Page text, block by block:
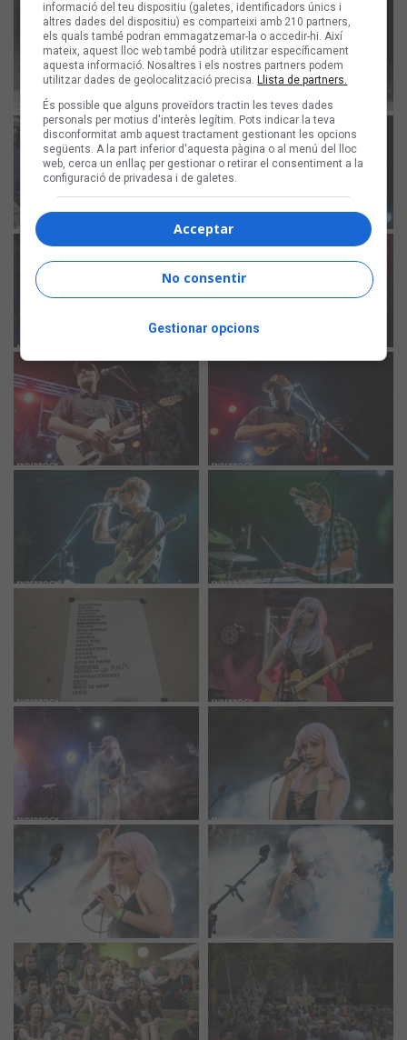
informació del teu dispositiu (galetes, identificadors únics i
altres dades del dispositiu) es comparteixi amb 210 partners,
els quals també podran emmagatzemar-la o accedir-hi. Així
mateix, aquest lloc web també podrà utilitzar específicament
aquesta informació. Nosaltres i els nostres partners podem
utilitzar dades de geolocalització precisa. Llista de partners.
És possible que alguns proveïdors tractin les teves dades
personals per motius d'interès legítim. Pots indicar la teva
disconformitat amb aquest tractament gestionant les opcions
següents. A la part inferior d'aquesta pàgina o al menú del lloc
web, cerca un enllaç per gestionar o retirar el consentiment a la
configuració de privadesa i de galetes.
Acceptar
No consentir
Gestionar opcions